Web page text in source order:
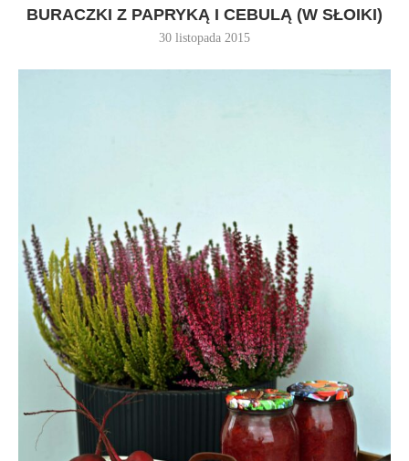
BURACZKI Z PAPRYKĄ I CEBULĄ (W SŁOIKI)
30 listopada 2015